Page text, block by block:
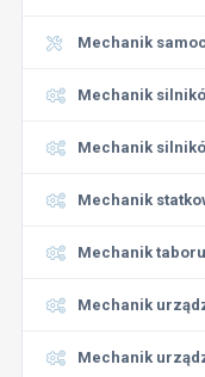
Mechanik
Mechanik
Mechanik
Mechanik
Mechanik
Mechanik
Mechanik